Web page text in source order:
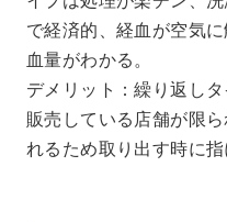
で経済的、経血が空気
血量がわかる。
デメリット：繰り返し
販売している店舗が限
れるため取り出す時に指